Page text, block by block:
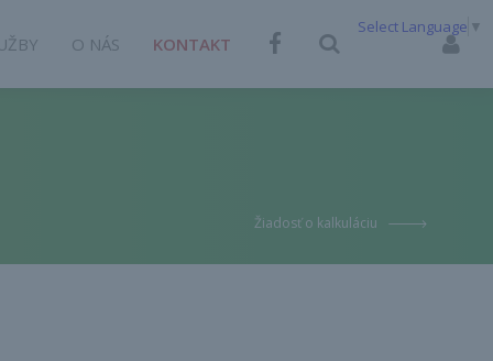
O NÁS KONTAKT
Select Language ▼
Žiadosť o kalkuláciu